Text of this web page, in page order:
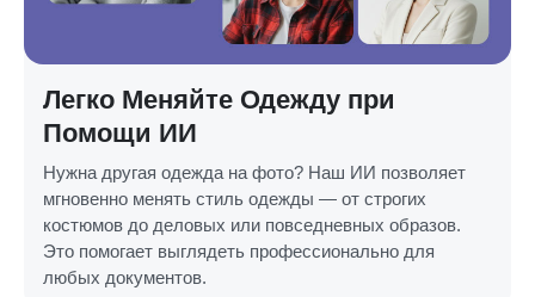
Легко Меняйте Одежду при
Помощи ИИ
Нужна другая одежда на фото? Наш ИИ позволяет
мгновенно менять стиль одежды — от строгих
костюмов до деловых или повседневных образов.
Это помогает выглядеть профессионально для
любых документов.